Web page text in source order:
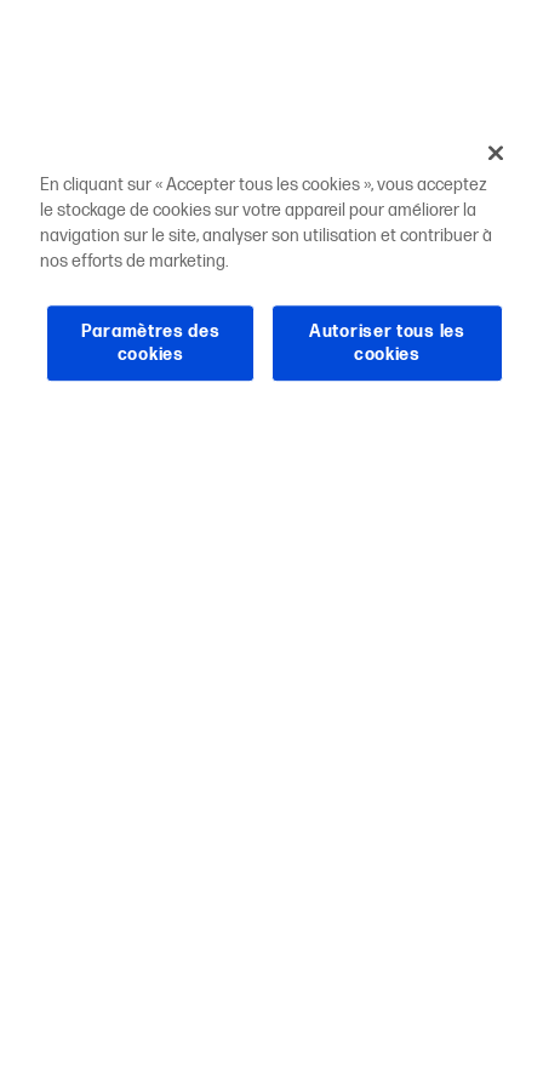
En cliquant sur « Accepter tous les cookies », vous acceptez
le stockage de cookies sur votre appareil pour améliorer la
navigation sur le site, analyser son utilisation et contribuer à
nos efforts de marketing.
Paramètres des
cookies
Autoriser tous les
cookies